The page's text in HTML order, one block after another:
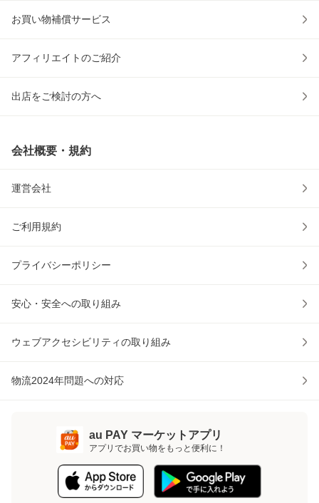
お買い物補償サービス
アフィリエイトのご紹介
出店をご検討の方へ
会社概要・規約
運営会社
ご利用規約
プライバシーポリシー
安心・安全への取り組み
ウェブアクセシビリティの取り組み
物流2024年問題への対応
au PAY マーケットアプリ
アプリでお買い物をもっと便利に！